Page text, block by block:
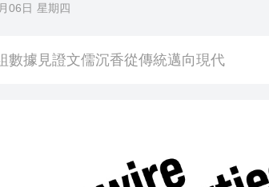
06日 星期四
數據見證文儒沉香從傳統邁向現代
收2.58萬億 利潤總額近936億